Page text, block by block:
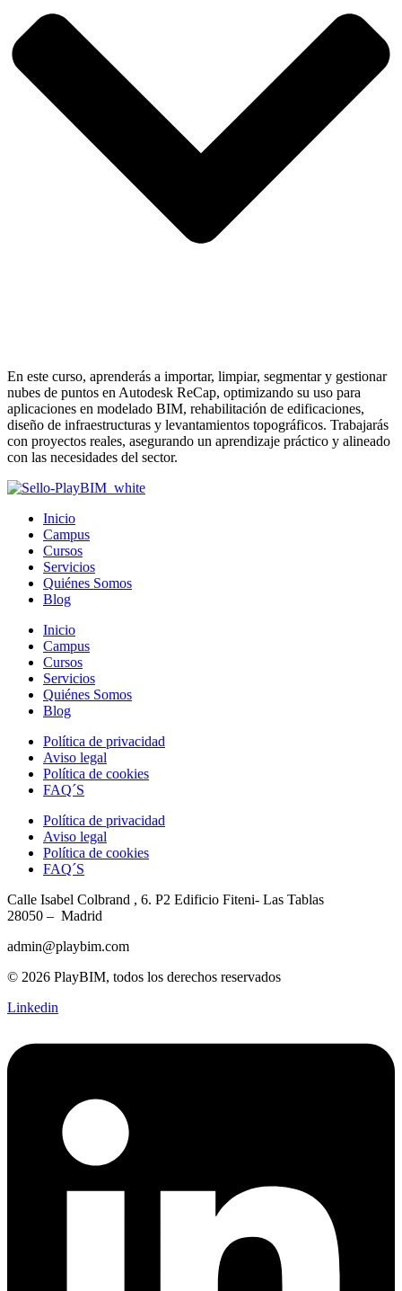
En este curso, aprenderás a importar, limpiar, segmentar y gestionar
nubes de puntos en Autodesk ReCap, optimizando su uso para
aplicaciones en modelado BIM, rehabilitación de edificaciones,
diseño de infraestructuras y levantamientos topográficos. Trabajarás
con proyectos reales, asegurando un aprendizaje práctico y alineado
con las necesidades del sector.
Inicio
Campus
Cursos
Servicios
Quiénes Somos
Blog
Inicio
Campus
Cursos
Servicios
Quiénes Somos
Blog
Política de privacidad
Aviso legal
Política de cookies
FAQ´S
Política de privacidad
Aviso legal
Política de cookies
FAQ´S
Calle Isabel Colbrand , 6. P2 Edificio Fiteni- Las Tablas
28050 – Madrid
admin@playbim.com
© 2026 PlayBIM, todos los derechos reservados
Linkedin